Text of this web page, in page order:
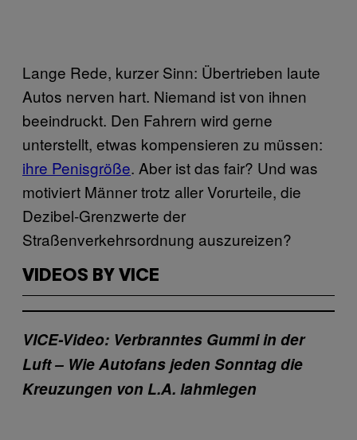
Lange Rede, kurzer Sinn: Übertrieben laute
Autos nerven hart. Niemand ist von ihnen
beeindruckt. Den Fahrern wird gerne
unterstellt, etwas kompensieren zu müssen:
ihre Penisgröße. Aber ist das fair? Und was
motiviert Männer trotz aller Vorurteile, die
Dezibel-Grenzwerte der
Straßenverkehrsordnung auszureizen?
VIDEOS BY VICE
VICE-Video: Verbranntes Gummi in der
Luft – Wie Autofans jeden Sonntag die
Kreuzungen von L.A. lahmlegen